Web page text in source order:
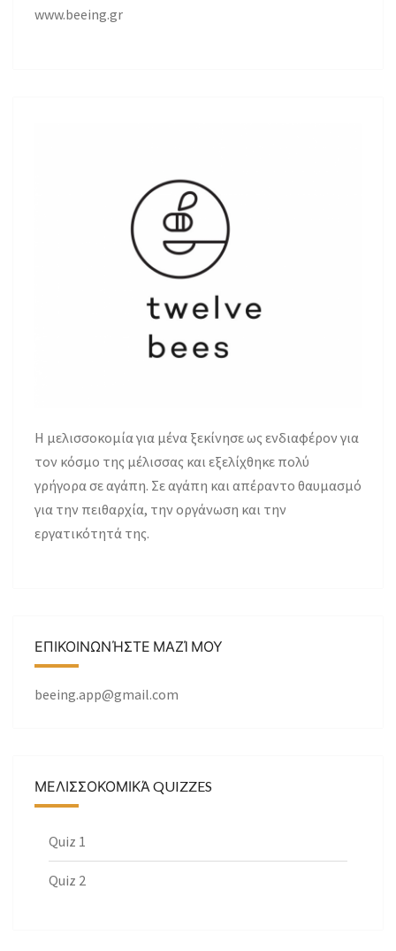
www.beeing.gr
H μελισσοκομία για μένα ξεκίνησε ως ενδιαφέρον για
τον κόσμο της μέλισσας και εξελίχθηκε πολύ
γρήγορα σε αγάπη. Σε αγάπη και απέραντο θαυμασμό
για την πειθαρχία, την οργάνωση και την
εργατικότητά της.
ΕΠΙΚΟΙΝΩΝΉΣΤΕ ΜΑΖΊ ΜΟΥ
beeing.app@gmail.com
ΜΕΛΙΣΣΟΚΟΜΙΚΆ QUIZZES
Quiz 1
Quiz 2